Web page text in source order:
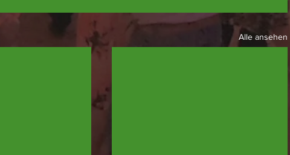
Alle ansehen